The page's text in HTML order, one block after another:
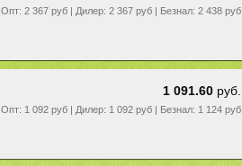
Опт: 2 367 руб | Дилер: 2 367 руб | Безнал: 2 438 руб
1 091.60 руб.
Опт: 1 092 руб | Дилер: 1 092 руб | Безнал: 1 124 руб